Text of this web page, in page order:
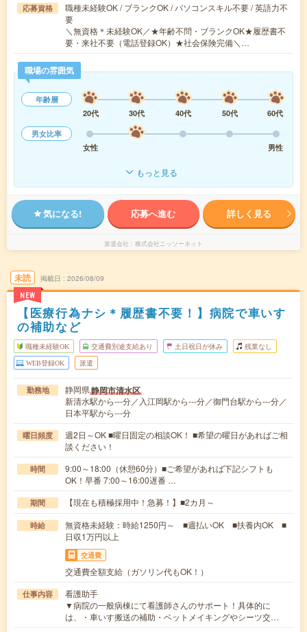
応募資格
職種未経験OK / ブランクOK / パソコンスキル不要 / 英語力不
要
＼無資格＊未経験OK／★年齢不問・ブランクOK★履歴書不
要・来社不要（電話登録OK）★社会保険完備＼…
職場の雰囲気
年齢層
20代
30代 40代 50代
60代
男女比率
女性
男性
もっと見る
気になる! 応募へ進む 詳しく見る
派遣会社 株式会社ニッソーネット
未読
NEW
掲載日 2026/08/09
【医療行為ナシ＊履歴書不要！】病院で車いす
の補助など
職種未経験OK 交通費別途支給あり 土日祝日が休み 残業なし
WEB登録OK 派遣
勤務地 静岡県静岡市清水区
新清水駅から---分／入江岡駅から---分／御門台駅から---分／
日本平駅から---分
曜日頻度
週2日～OK ■曜日固定の相談OK！ ■希望の曜日があればご相
談ください！
時間
9:00～18:00（休憩60分）■ご希望があれば下記シフトも
OK！早番 7:00～16:00遅番 …
期間 【現在も積極採用中！急募！】■2カ月～
時給
無資格未経験：時給1250円～ ■週払いOK ■扶養内OK ■
日収1万円以上
交通費
交通費全額支給（ガソリン代もOK！）
仕事内容
看護助手
▼病院の一般病棟にて看護師さんのサポート！具体的に
は、・車いす搬送の補助・ベットメイキングやシーツ交…